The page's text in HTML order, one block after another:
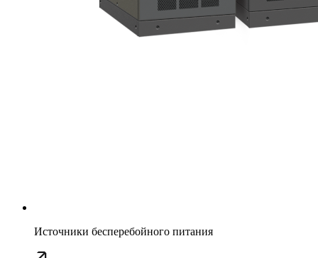
Источники бесперебойного питания